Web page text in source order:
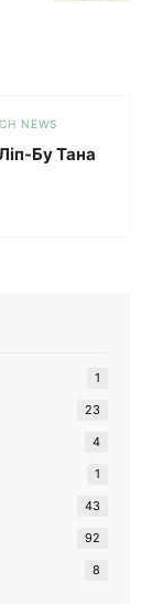
NEWS
Бу Тана
1
23
4
1
43
92
8